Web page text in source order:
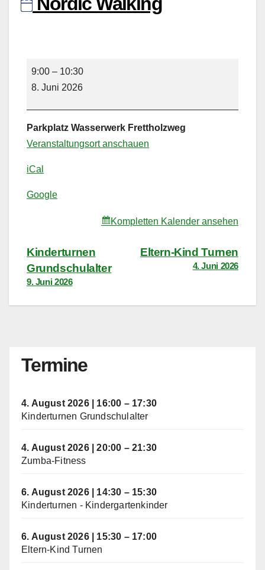
Nordic
Walking
9:00 – 10:30
8. Juni 2026
Parkplatz Wasserwerk Frettholzweg
Veranstaltungsort anschauen
iCal
Google
Kompletten Kalender ansehen
BeitragsnavigationEltern-Kind Turnen
4. Juni 2026
Kinderturnen
Grundschulalter
9. Juni 2026
Termine
4. August 2026| 16:00 – 17:30
Kinderturnen Grundschulalter
4. August 2026|20:00 – 21:30
Zumba-Fitness
6. August 2026| 14:30 – 15:30
Kinderturnen - Kindergartenkinder
6. August 2026| 15:30 – 17:00
Eltern-Kind Turnen